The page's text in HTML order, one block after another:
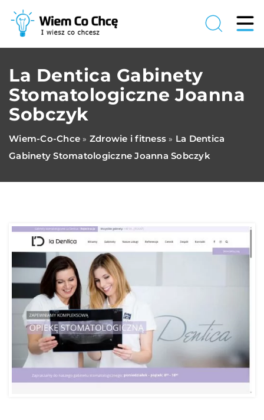
La Dentica Gabinety
Stomatologiczne Joanna
Sobczyk
Wiem-Co-Chce » Zdrowie i fitness » La Dentica
Gabinety Stomatologiczne Joanna Sobczyk